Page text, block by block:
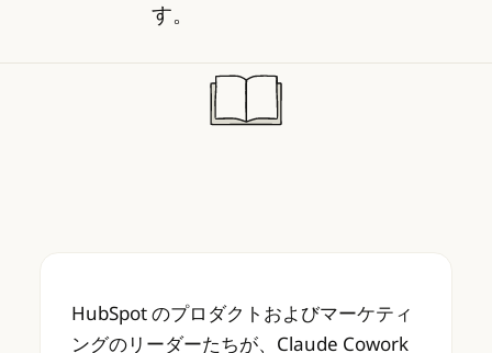
す。
HubSpot のプロダクトおよびマーケティ
HubSpot のプロダクトおよびマーケティ
ングのリーダーたちが、Claude Cowork